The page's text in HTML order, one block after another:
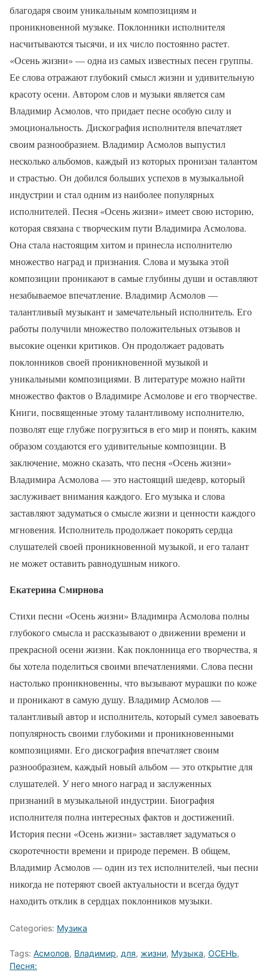
благодаря своим уникальным композициям и
проникновенной музыке. Поклонники исполнителя
насчитываются тысячи, и их число постоянно растет.
«Осень жизни» — одна из самых известных песен группы.
Ее слова отражают глубокий смысл жизни и удивительную
красоту осени. Автором слов и музыки является сам
Владимир Асмолов, что придает песне особую силу и
эмоциональность. Дискография исполнителя впечатляет
своим разнообразием. Владимир Асмолов выпустил
несколько альбомов, каждый из которых пронизан талантом
и страстью. Он добился больших успехов в музыкальной
индустрии и стал одним из наиболее популярных
исполнителей. Песня «Осень жизни» имеет свою историю,
которая связана с творческим пути Владимира Асмолова.
Она стала настоящим хитом и принесла исполнителю
множество наград и признания. Слова и музыка этой
композиции проникают в самые глубины души и оставляют
незабываемое впечатление. Владимир Асмолов —
талантливый музыкант и замечательный исполнитель. Его
работы получили множество положительных отзывов и
высокие оценки критиков. Он продолжает радовать
поклонников своей проникновенной музыкой и
уникальными композициями. В литературе можно найти
множество фактов о Владимире Асмолове и его творчестве.
Книги, посвященные этому талантливому исполнителю,
позволят еще глубже погрузиться в его мир и понять, каким
образом создаются его удивительные композиции. В
заключение, можно сказать, что песня «Осень жизни»
Владимира Асмолова — это настоящий шедевр, который
заслуживает внимания каждого. Его музыка и слова
заставляют задуматься о смысле жизни и ценности каждого
мгновения. Исполнитель продолжает покорять сердца
слушателей своей проникновенной музыкой, и его талант
не может оставить равнодушным никого.
Екатерина Смирнова
Стихи песни «Осень жизни» Владимира Асмолова полны
глубокого смысла и рассказывают о движении времени и
прекрасной осени жизни. Как поклонница его творчества, я
бы хотела поделиться своими впечатлениями. Слова песни
настолько проникновенны, что вызывают мурашки по коже
и проникают в самую душу. Владимир Асмолов —
талантливый автор и исполнитель, который сумел завоевать
популярность своими глубокими и проникновенными
композициями. Его дискография впечатляет своим
разнообразием, каждый новый альбом — это открытие для
слушателей. У него много наград и заслуженных
признаний в музыкальной индустрии. Биография
исполнителя полна интересных фактов и достижений.
История песни «Осень жизни» заставляет задуматься о
скоротечности времени и природе перемен. В общем,
Владимир Асмолов — один из тех исполнителей, чьи песни
никогда не потеряют своей актуальности и всегда будут
находить отклик в сердцах поклонников музыки.
Categories: Музика
Tags: Асмолов, Владимир, для, жизни, Музыка, ОСЕНЬ,
Песня: